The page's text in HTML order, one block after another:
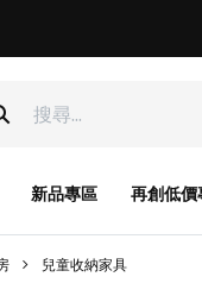
新品專區 再創低價
兒童收納家具